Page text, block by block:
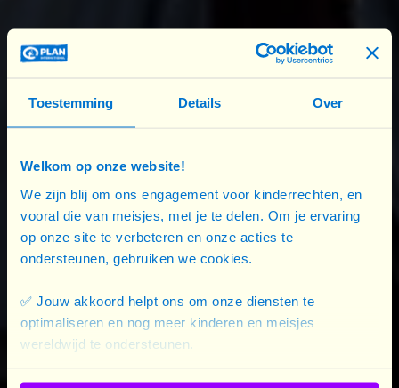
Toestemming Details Over
Welkom op onze website!
We zijn blij om ons engagement voor kinderrechten, en
vooral die van meisjes, met je te delen. Om je ervaring
op onze site te verbeteren en onze acties te
ondersteunen, gebruiken we cookies.
✅ Jouw akkoord helpt ons om onze diensten te
optimaliseren en nog meer kinderen en meisjes
wereldwijd te ondersteunen.
verplichting. De acties van de Israëlische regering,
levensbehoeften aan 2,2 miljoen Palestijnen, zijn
een ernstige schending van het Internationaal
Lindsey Hutchison, hoofd Global Humanitarian
Policy, Advocacy and Diplomacy bij Plan
International: “We roepen op tot onmiddellijke
stopzetting van alle vijandelijkheden in Gaza en
eisen dat Israël, als bezettingsmacht, dringend de
blokkade opheft en zorgt voor ongehinderde
hulpverlening aan mensen in nood. Het leven van